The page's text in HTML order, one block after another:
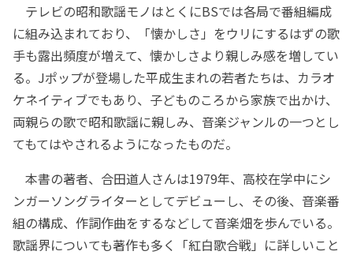
テレビの昭和歌謡モノはとくにBSでは各局で番組編成
に組み込まれており、「懐かしさ」をウリにするはずの歌
手も露出頻度が増えて、懐かしさより親しみ感を増してい
る。Jポップが登場した平成生まれの若者たちは、カラオ
ケネイティブでもあり、子どものころから家族で出かけ、
両親らの歌で昭和歌謡に親しみ、音楽ジャンルの一つとし
てもてはやされるようになったものだ。
本書の著者、合田道人さんは1979年、高校在学中にシ
ンガーソングライターとしてデビューし、その後、音楽番
組の構成、作詞作曲をするなどして音楽畑を歩んでいる。
歌謡界についても著作も多く「紅白歌合戦」に詳しいこと